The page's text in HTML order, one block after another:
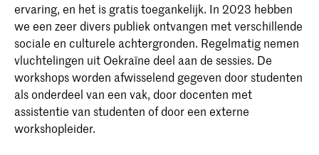
ervaring, en het is gratis toegankelijk. In 2023 hebben
we een zeer divers publiek ontvangen met verschillende
sociale en culturele achtergronden. Regelmatig nemen
vluchtelingen uit Oekraïne deel aan de sessies. De
workshops worden afwisselend gegeven door studenten
als onderdeel van een vak, door docenten met
assistentie van studenten of door een externe
workshopleider.